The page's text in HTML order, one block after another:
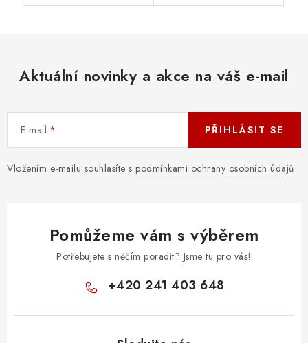
Aktuální novinky a akce na váš e-mail
E-mail
Vložením e-mailu souhlasíte s podmínkami ochrany osobních údajů
PŘIHLÁSIT SE
Pomůžeme vám s výběrem
Potřebujete s něčím poradit? Jsme tu pro vás!
+420 241 403 648